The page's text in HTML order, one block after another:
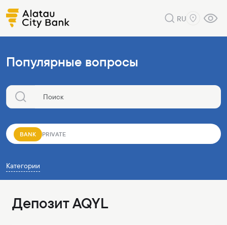
RU
Популярные вопросы
BANK PRIVATE
Категории
Депозит AQYL